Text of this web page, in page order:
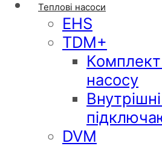
Теплові насоси
EHS
TDM+
насосу
DVM